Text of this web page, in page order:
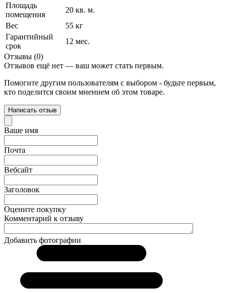
Площадь
помещения
20 кв. м.
Вес
55 кг
Гарантийный
срок
12 мес.
Отзывы (0)
Отзывов ещё нет — ваш может стать первым.
Помогите другим пользователям с выбором - будьте первым,
кто поделится своим мнением об этом товаре.
Написать отзыв
Ваше имя
Почта
Вебсайт
Заголовок
Оцените покупку
Комментарий к отзыву
Добавить фотографии